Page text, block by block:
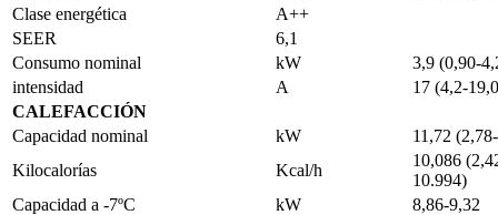
Clase energética
A++
SEER
6,1
Consumo nominal
kW
3,9 (0,90-
intensidad
A
17 (4,2-
CALEFACCIÓN
Capacidad nominal
kW
11,72
Kilocalorías
Kcal/h
10,086
10.994)
Capacidad a -7ºC
kW
8,86-9,32